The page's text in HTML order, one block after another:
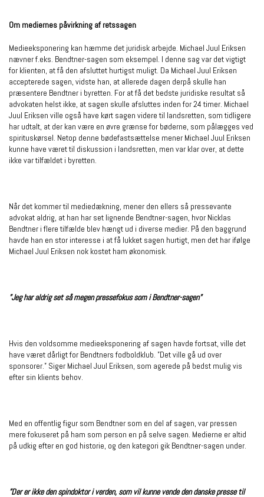
Om mediernes påvirkning af retssagen
Medieeksponering kan hæmme det juridisk arbejde. Michael Juul Eriksen
nævner f.eks. Bendtner-sagen som eksempel. I denne sag var det vigtigt
for klienten, at få den afsluttet hurtigst muligt. Da Michael Juul Eriksen
accepterede sagen, vidste han, at allerede dagen derpå skulle han
præsentere Bendtner i byretten. For at få det bedste juridiske resultat så
advokaten helst ikke, at sagen skulle afsluttes inden for 24 timer. Michael
Juul Eriksen ville også have kørt sagen videre til landsretten, som tidligere
har udtalt, at der kan være en øvre grænse for bøderne, som pålægges ved
spirituskørsel. Netop denne bødefastsættelse mener Michael Juul Eriksen
kunne have været til diskussion i landsretten, men var klar over, at dette
ikke var tilfældet i byretten.
Når det kommer til mediedækning, mener den ellers så pressevante
advokat aldrig, at han har set lignende Bendtner-sagen, hvor Nicklas
Bendtner i flere tilfælde blev hængt ud i diverse medier. På den baggrund
havde han en stor interesse i at få lukket sagen hurtigt, men det har ifølge
Michael Juul Eriksen nok kostet ham økonomisk.
”Jeg har aldrig set så megen pressefokus som i Bendtner-sagen”
Hvis den voldsomme medieeksponering af sagen havde fortsat, ville det
have været dårligt for Bendtners fodboldklub. ”Det ville gå ud over
sponsorer.” Siger Michael Juul Eriksen, som agerede på bedst mulig vis
efter sin klients behov.
Med en offentlig figur som Bendtner som en del af sagen, var pressen
mere fokuseret på ham som person en på selve sagen. Medierne er altid
på udkig efter en god historie, og den kategori gik Bendtner-sagen under.
”Der er ikke den spindoktor i verden, som vil kunne vende den danske presse til